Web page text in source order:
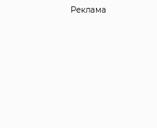
Реклама